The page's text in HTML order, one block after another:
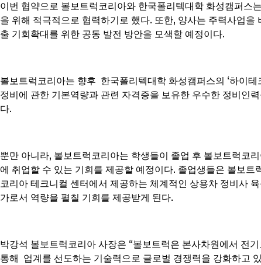
이번 협약으로 볼보트럭코리아와 한국폴리텍대학 화성캠퍼스
을 위해 적극적으로 협력하기로 했다. 또한, 양사는 주력사업
출 기회확대를 위한 공동 발전 방안을 모색할 예정이다.
볼보트럭코리아는 향후 한국폴리텍대학 화성캠퍼스의 ‘하이
정비에 관한 기본역량과 관련 자격증을 보유한 우수한 정비인
다.
뿐만 아니라, 볼보트럭코리아는 학생들이 졸업 후 볼보트럭코
에 취업할 수 있는 기회를 제공할 예정이다. 졸업생들은 볼보트
코리아 테크니컬 센터에서 제공하는 체계적인 상용차 정비사
가로서 역량을 펼칠 기회를 제공받게 된다.
박강석 볼보트럭코리아 사장은 “볼보트럭은 본사차원에서 전
통해 업계를 선도하는 기술력으로 글로벌 경쟁력을 강화하고